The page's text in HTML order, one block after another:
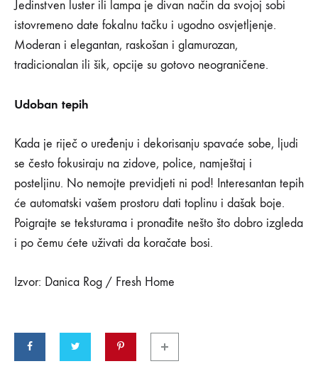
Jedinstven luster ili lampa je divan način da svojoj sobi
istovremeno date fokalnu tačku i ugodno osvjetljenje.
Moderan i elegantan, raskošan i glamurozan,
tradicionalan ili šik, opcije su gotovo neograničene.
Udoban tepih
Kada je riječ o uređenju i dekorisanju spavaće sobe, ljudi
se često fokusiraju na zidove, police, namještaj i
posteljinu. No nemojte previdjeti ni pod! Interesantan tepih
će automatski vašem prostoru dati toplinu i dašak boje.
Poigrajte se teksturama i pronađite nešto što dobro izgleda
i po čemu ćete uživati da koračate bosi.
Izvor: Danica Rog / Fresh Home